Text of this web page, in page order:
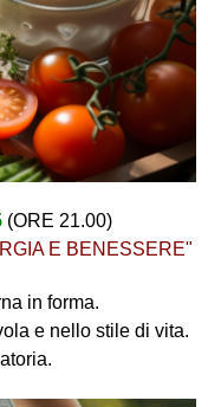
(ORE 21.00)
E BENESSERE"
in forma.
e nello stile di vita.